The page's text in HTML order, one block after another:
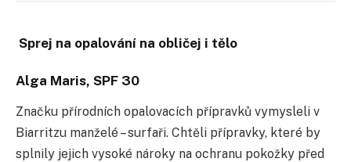
Sprej na opalování na obličej i tělo
Alga Maris, SPF 30
Značku přírodních opalovacích přípravků vymysleli v
Biarritzu manželé – surfaři. Chtěli přípravky, které by
splnily jejich vysoké nároky na ochranu pokožky před